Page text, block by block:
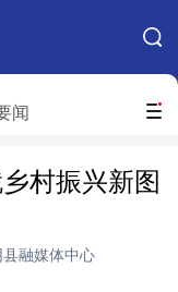
搜索
闻
山西
村振兴新图
融媒体中心